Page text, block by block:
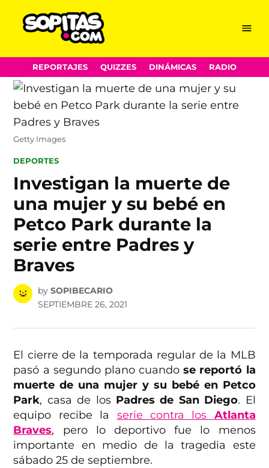
Skip
to
content
Menu
REPORTAJES QUIZZES DINÁMICAS RADIO
Getty Images
POSTED
DEPORTES
Investigan la muerte de
una mujer y su bebé en
Petco Park durante la
serie entre Padres y
Braves
by SOPIBECARIO
SEPTIEMBRE 26, 2021
El cierre de la temporada regular de la MLB
pasó a segundo plano cuando se reportó la
muerte de una mujer y su bebé en Petco
Park, casa de los Padres de San Diego. El
equipo recibe la serie contra los Atlanta
Braves, pero lo deportivo fue lo menos
importante en medio de la tragedia este
sábado 25 de septiembre.